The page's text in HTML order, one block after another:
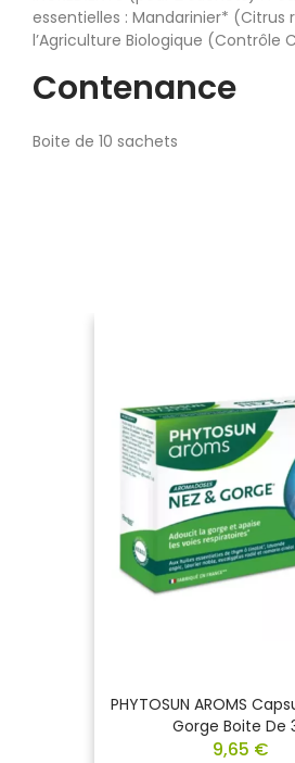
essentielles : Mandarinier*
l’Agriculture Biologique (Contrôle
Contenance
Boite de 10 sachets
PHYTOSUN AROMS
Gorge Boite De
9,65 €